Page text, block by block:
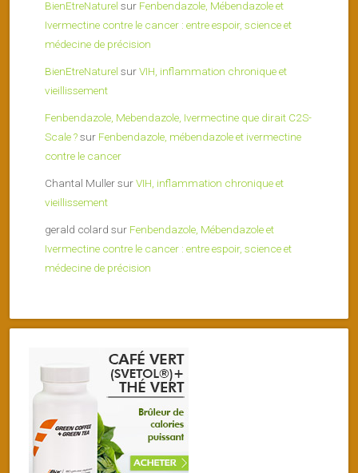
BienEtreNaturel sur Fenbendazole, Mébendazole et
Ivermectine contre le cancer : entre espoir, science et
médecine de précision
BienEtreNaturel surVIH, inflammation chronique et
vieillissement
Fenbendazole, Mebendazole, Ivermectine que dirait C2S-
Scale ?sur Fenbendazole, mébendazole et ivermectine
contre le cancer
Chantal MullersurVIH, inflammation chronique et
vieillissement
gerald colard sur Fenbendazole, Mébendazole et
Ivermectine contre le cancer : entre espoir, science et
médecine de précision